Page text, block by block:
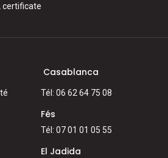
сertificate
Casablanca
Tél: 06 62 64 75 08
Fés
Tél: 07 01 01 05 55
El Jadida